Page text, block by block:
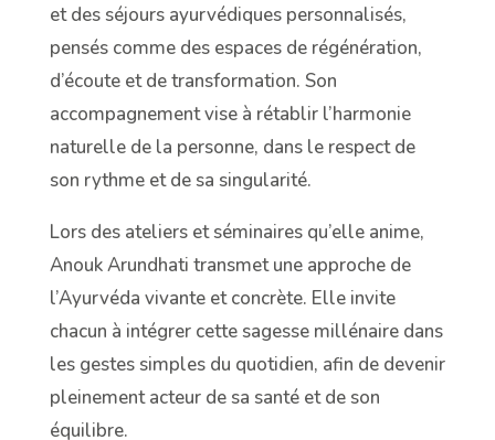
et des séjours ayurvédiques personnalisés,
pensés comme des espaces de régénération,
d’écoute et de transformation. Son
accompagnement vise à rétablir l’harmonie
naturelle de la personne, dans le respect de
son rythme et de sa singularité.
Lors des ateliers et séminaires qu’elle anime,
Anouk Arundhati transmet une approche de
l’Ayurvéda vivante et concrète. Elle invite
chacun à intégrer cette sagesse millénaire dans
les gestes simples du quotidien, afin de devenir
pleinement acteur de sa santé et de son
équilibre.